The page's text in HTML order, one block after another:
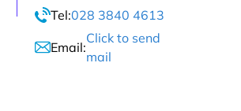
Tel:028 3840 4613
Email:
Click to send
mail